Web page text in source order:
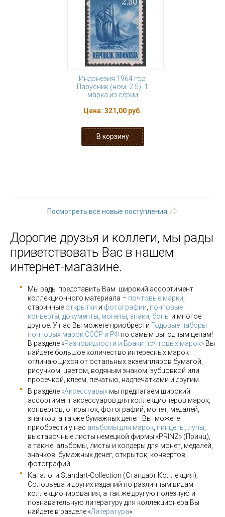
Индонезия 1964 год.
Парусник (ном. 2.5). 1
марка из серии
Цена: 321,00 руб.
Посмотреть все новые поступления
Дорогие друзья и коллеги, мы рады
приветствовать Вас в нашем
интернет-магазине.
Мы рады представить Вам широкий ассортимент
коллекционного материала – почтовые марки
старинные открытки и фотографии почтовые
конверты документы монеты знаки боны и многое
другое. У нас Вы можете приобрести Годовые наборы
почтовых марок СССР и РФ по самым выгодным ценам!
В разделе «Разновидности и Браки почтовых марок» Вы
найдете большое количество интересных марок
отличающихся от остальных экземпляров бумагой,
рисунком, цветом, водяным знаком, зубцовкой или
просечкой, клеем, печатью, надпечатками и другим.
В разделе «Аксессуары» мы предлагаем широкий
ассортимент аксессуаров для коллекционеров марок,
конвертов, открыток, фотографий, монет, медалей,
значков, а также бумажных денег. Вы можете
приобрести у нас альбомы для марок пинцеты, лупы
выставочные листы немецкой фирмы «PRINZ» (Принц),
а также альбомы, листы и холдеры для монет, медалей,
значков, бумажных денег, открыток, конвертов,
фотографий.
Каталоги Standart-Collection (Стандарт Коллекция),
Соловьева и других изданий по различным видам
коллекционирования, а так же другую полезную и
познавательную литературу для коллекционера Вы
найдете в разделе «Литература».